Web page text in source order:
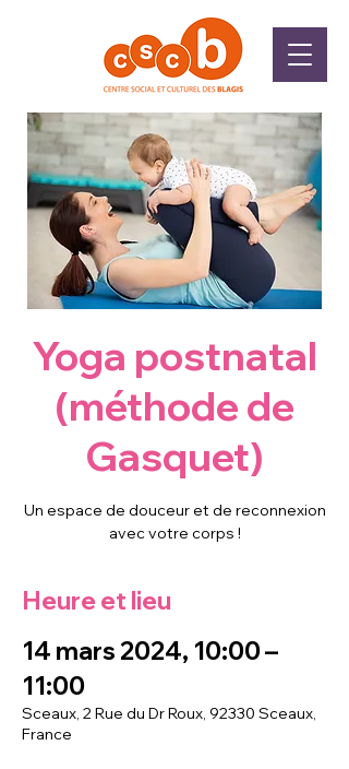
Yoga postnatal
(méthode de
Gasquet)
Un espace de douceur et de reconnexion
avec votre corps !
Heure et lieu
14 mars 2024, 10:00 –
11:00
Sceaux, 2 Rue du Dr Roux, 92330 Sceaux,
France